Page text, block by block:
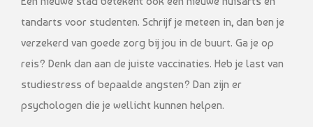
tandarts voor studenten. Schrijf je meteen in, dan ben je
verzekerd van goede zorg bij jou in de buurt. Ga je op
reis? Denk dan aan de juiste vaccinaties. Heb je last van
studiestress of bepaalde angsten? Dan zijn er
psychologen die je wellicht kunnen helpen.